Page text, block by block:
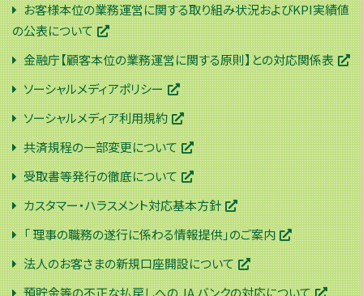
お客様本位の業務運営に関する取り組み状況およびKPI実績値
の公表について
金融庁【顧客本位の業務運営に関する原則】との対応関係表
ソーシャルメディアポリシー
ソーシャルメディア利用規約
共済規程の一部変更について
受取書等発行の徹底について
カスタマー・ハラスメント対応基本方針
「 理事の職務の遂行に係わる情報提供」のご案内
法人のお客さまの新規口座開設について
預貯金等の不正な払戻しへの JA バンクの対応について